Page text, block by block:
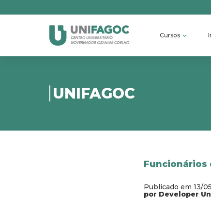
Cursos
UNIFAGOC
Funcionários
Publicado em 13/
por Developer